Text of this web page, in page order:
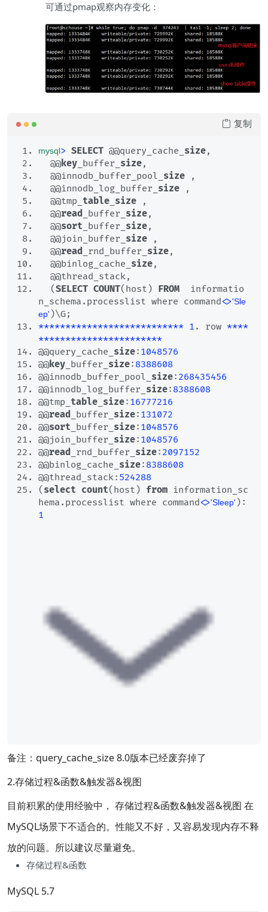
可通过pmap观察内存变化：
mysql> SELECT @@query_cache_ size,
@@key _buffer_ size,
@@innodb_buffer_pool_ size ,
@@innodb_log_buffer_ size ,
@@tmp_ table size ,
@@read _buffer_ size,
@@sort _buffer_ size,
@@join_buffer_ size ,
@@read _rnd_buffer_ size,
@@binlog_cache_ size,
@@thread_stack,
(SELECT COUNT(host) FROM
  informatio
n_schema.processlist where command<>'Sle
ep' )\G;
*************************** 1 . row ****
***********************
@@query_cache_ size: 1048576
@@key _buffer_ size: 8388608
@@innodb_buffer_pool_ size: 268435456
@@innodb_log_buffer_ size: 8388608
@@tmp_ table size: 16777216
@@read _buffer_ size: 131072
@@sort _buffer_ size: 1048576
@@join_buffer_ size: 1048576
@@read _rnd_buffer_ size: 2097152
@@binlog_cache_ size: 8388608
@@thread_stack: 524288
( select count(host) from information_sc
hema.processlist where command<>'Sleep'
1
复制
备注：query_cache_size 8.0版本已经废弃掉了
2.存储过程&函数&触发器&视图
目前积累的使用经验中， 存储过程&函数&触发器&视图 在
MySQL场景下不适合的。性能又不好，又容易发现内存不释
放的问题。所以建议尽量避免。
存储过程&函数
MySQL 5.7